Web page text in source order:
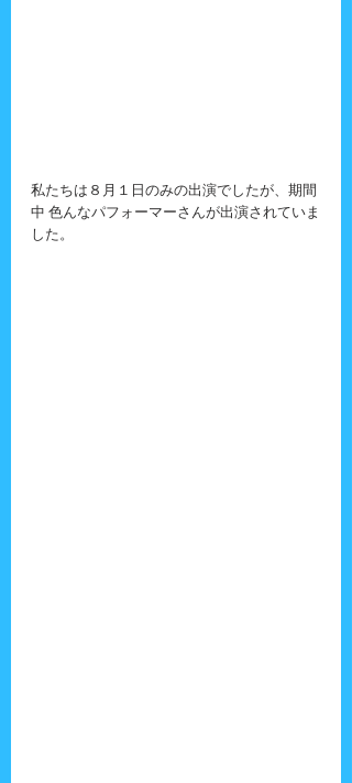
私たちは８月１日のみの出演でしたが、期間
中 色んなパフォーマーさんが出演されていま
した。